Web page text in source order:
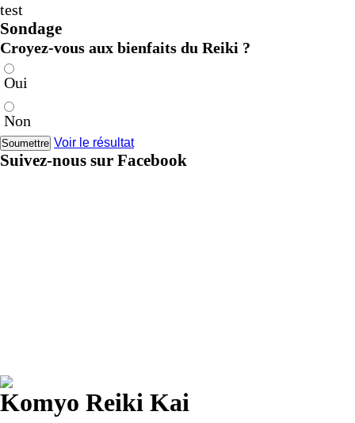
test
Sondage
Croyez-vous aux bienfaits du Reiki ?
Oui
Non
Voir le résultat
Suivez-nous sur Facebook
Komyo Reiki Kai